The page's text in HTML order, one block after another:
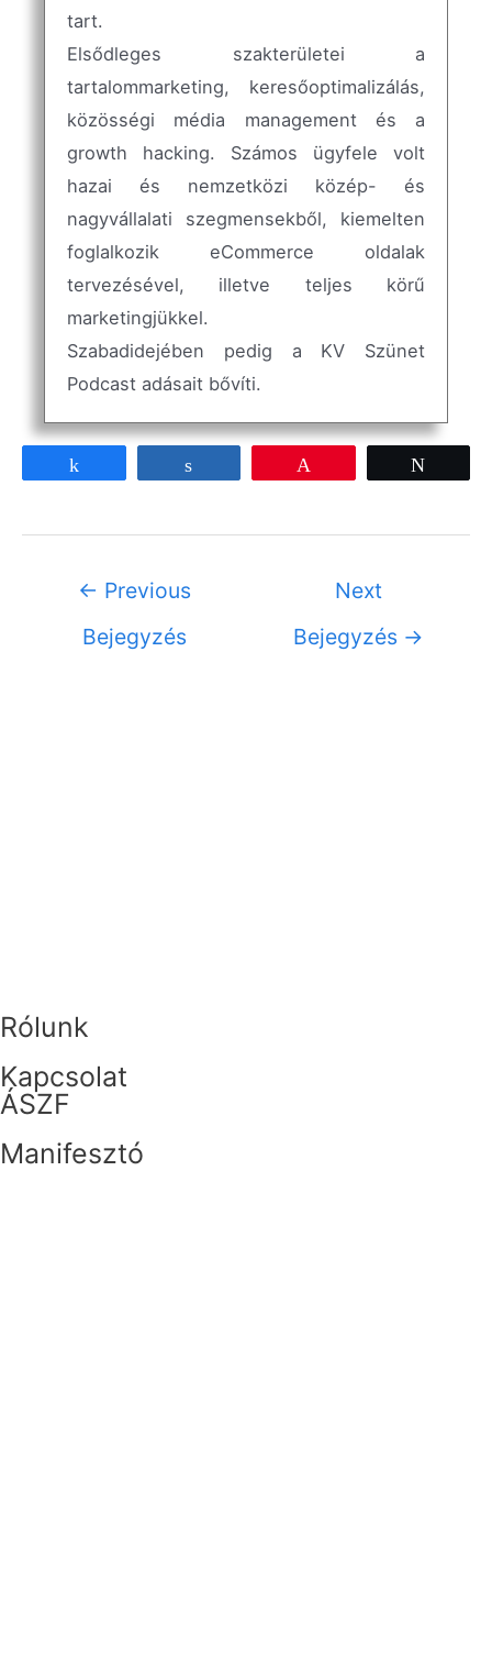
tart.
Elsődleges szakterületei a
tartalommarketing, keresőoptimalizálás,
közösségi média management és a
growth hacking. Számos ügyfele volt
hazai és nemzetközi közép- és
nagyvállalati szegmensekből, kiemelten
foglalkozik eCommerce oldalak
tervezésével, illetve teljes körű
marketingjükkel.
Szabadidejében pedig a KV Szünet
Podcast adásait bővíti.
← Previous
Bejegyzés
Next
Bejegyzés →
Rólunk
Kapcsolat
ÁSZF
Manifesztó